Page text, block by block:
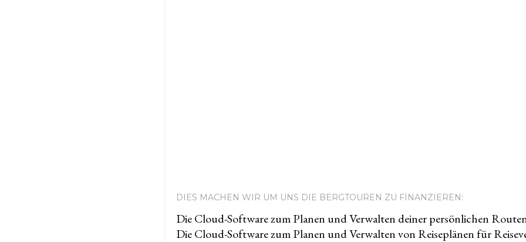
DIES MACHEN WIR UM UNS DIE BERGTOUREN ZU FINANZIEREN:
Die Cloud-Software zum Planen und Verwalten deiner persönlichen
Die Cloud-Software zum Planen und Verwalten von Reiseplänen für